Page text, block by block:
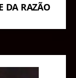
DA RAZÃO